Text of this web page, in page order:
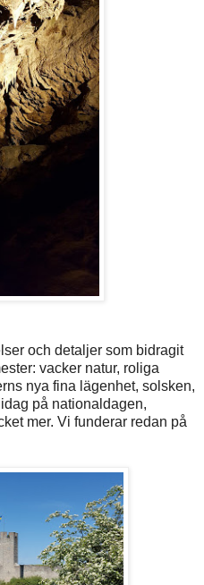
och detaljer som bidragit
vacker natur, roliga
nya fina lägenhet, solsken,
på nationaldagen,
mer. Vi funderar redan på